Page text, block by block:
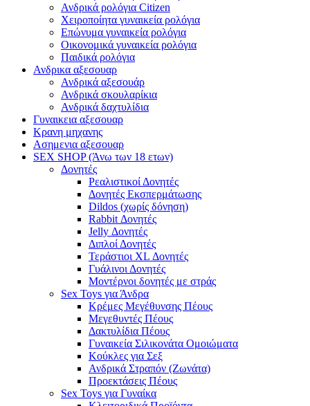
Ανδρικά ρολόγια Citizen
Χειροποίητα γυναικεία ρολόγια
Επώνυμα γυναικεία ρολόγια
Οικονομικά γυναικεία ρολόγια
Παιδικά ρολόγια
Ανδρικα αξεσουαρ
Ανδρικά αξεσουάρ
Ανδρικά σκουλαρίκια
Ανδρικά δαχτυλίδια
Γυναικεια αξεσουαρ
Κρανη μηχανης
Ασημενια αξεσουαρ
SEX SHOP (Άνω των 18 ετων)
Δονητές
Ρεαλιστικοί Δονητές
Δονητές Εκσπερμάτωσης
Dildos (χωρίς δόνηση)
Rabbit Δονητές
Jelly Δονητές
Διπλοί Δονητές
Τεράστιοι XL Δονητές
Γυάλινοι Δονητές
Μοντέρνοι δονητές με στράς
Sex Toys για Άνδρα
Κρέμες Μεγέθυνσης Πέους
Μεγεθυντές Πέους
Δακτυλίδια Πέους
Γυναικεία Σιλικονάτα Ομοιώματα
Κούκλες για Σεξ
Ανδρικά Στραπόν (Ζωνάτα)
Προεκτάσεις Πέους
Sex Toys για Γυναίκα